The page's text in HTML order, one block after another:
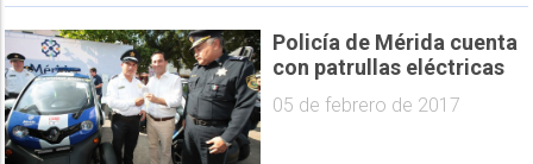
Policía de Mérida cuenta
con patrullas eléctricas
05 de febrero de 2017